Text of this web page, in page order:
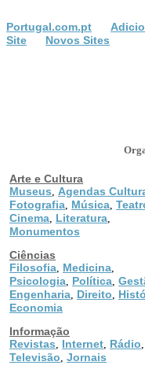
Portugal.com.pt
Site
Novos Sites
Arte e Cultura
Museus
Agendas
Fotografia Música
Cinema Literatura
Monumentos
Ciências
Filosofia Medicina
Psicologia Política
Engenharia Direito
Economia
Informação
Revistas
Internet Rádio
Televisão Jornais